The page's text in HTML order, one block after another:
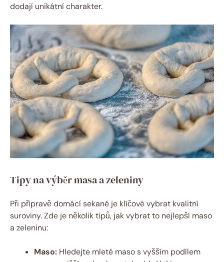
dodají unikátní charakter.
Tipy na výběr masa a zeleniny
Při přípravě domácí sekané je klíčové vybrat kvalitní
suroviny. Zde je několik tipů, jak vybrat to nejlepší maso
a zeleninu:
Maso: Hledejte mleté maso s vyšším podílem